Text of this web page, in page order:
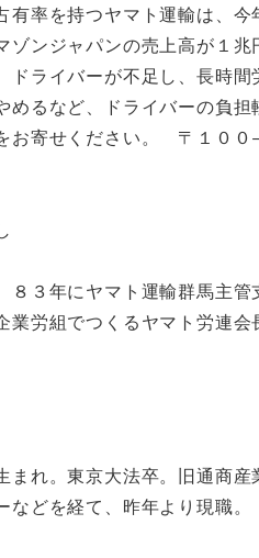
有率を持つヤマト運輸は、
ゾンジャパンの売上高が１
ドライバーが不足し、長時
めるなど、ドライバーの負担
お寄せください。 〒１００
８３年にヤマト運輸群馬主
業労組でつくるヤマト労連会
まれ。東京大法卒。旧通商
どを経て、昨年より現職。